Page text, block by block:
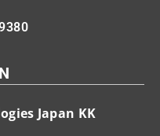
Japan KK